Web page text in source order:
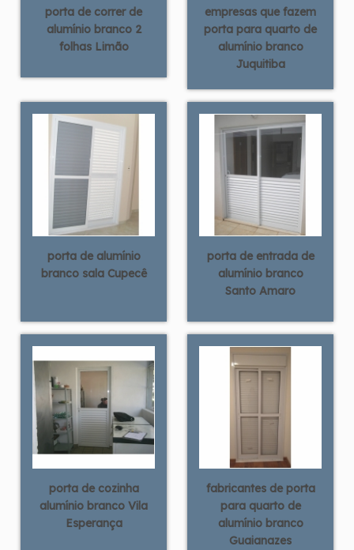
porta de correr de
alumínio branco 2
folhas Limão
empresas que fazem
porta para quarto de
alumínio branco
Juquitiba
porta de alumínio
branco sala Cupecê
porta de entrada de
alumínio branco
Santo Amaro
porta de cozinha
alumínio branco Vila
Esperança
fabricantes de porta
para quarto de
alumínio branco
Guaianazes